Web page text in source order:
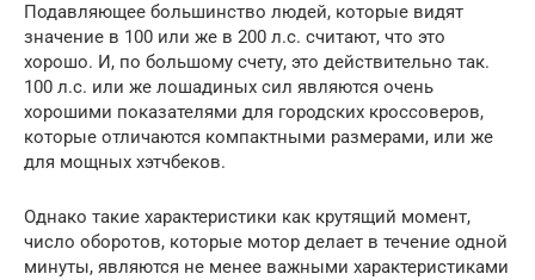
Подавляющее большинство людей, которые видят
значение в 100 или же в 200 л.с. считают, что это
хорошо. И, по большому счету, это действительно так.
100 л.с. или же лошадиных сил являются очень
хорошими показателями для городских кроссоверов,
которые отличаются компактными размерами, или же
для мощных хэтчбеков.
Однако такие характеристики как крутящий момент,
число оборотов, которые мотор делает в течение одной
минуты, являются не менее важными характеристиками